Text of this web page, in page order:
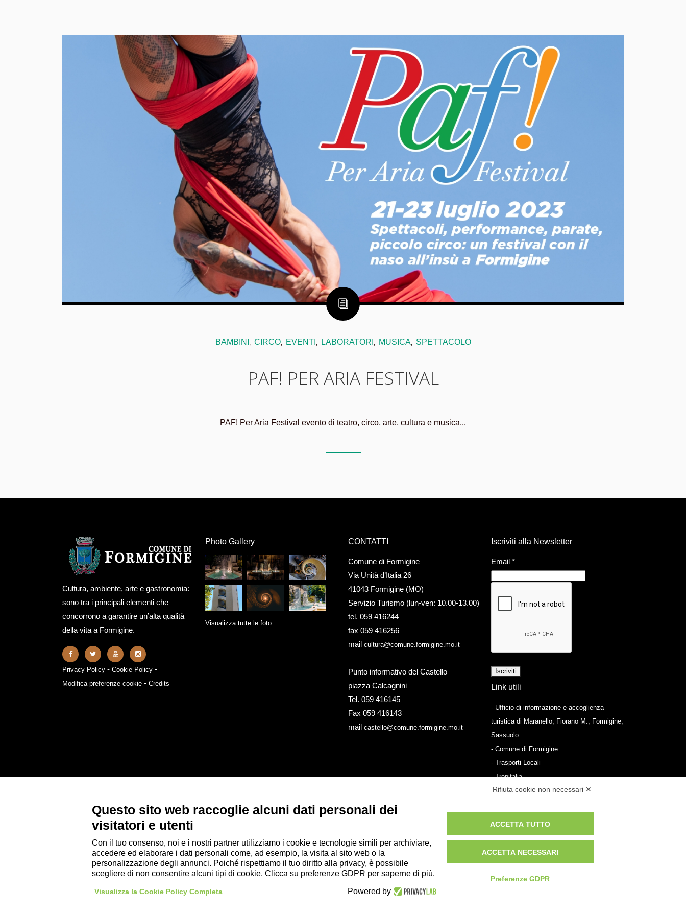
BAMBINI , CIRCO, EVENTI , LABORATORI , MUSICA, SPETTACOLO
PAF! PER ARIA FESTIVAL
PAF! Per Aria Festival evento di teatro, circo, arte, cultura e musica...
Cultura, ambiente, arte e gastronomia:
sono tra i principali elementi che
concorrono a garantire un’alta qualità
della vita a Formigine.
Privacy Policy - Cookie Policy -
Modifica preferenze cookie - Credits
Photo Gallery
Visualizza tutte le foto
CONTATTI
Comune di Formigine
Via Unità d’Italia 26
41043 Formigine (MO)
Servizio Turismo (lun-ven: 10.00-13.00)
tel. 059 416244
fax 059 416256
mail cultura@comune.formigine.mo.it
Punto informativo del Castello
piazza Calcagnini
Tel. 059 416145
Fax 059 416143
mail castello@comune.formigine.mo.it
Iscriviti alla Newsletter
Email *
Link utili
- Ufficio di informazione e accoglienza
turistica di Maranello, Fiorano M., Formigine,
Sassuolo
- Comune di Formigine
- Trasporti Locali
- Trenitalia
Scarica le app
- App Android Maranello e Dintorni
- App iPhone Maranello e Dintorni
Rifiuta cookie non necessari ✕
Questo sito web raccoglie alcuni dati personali dei
visitatori e utenti
Con il tuo consenso, noi e i nostri partner utilizziamo i cookie e tecnologie simili per archiviare,
accedere ed elaborare i dati personali come, ad esempio, la visita al sito web o la
personalizzazione degli annunci. Poiché rispettiamo il tuo diritto alla privacy, è possibile
scegliere di non consentire alcuni tipi di cookie. Clicca su preferenze GDPR per saperne di più.
Visualizza la Cookie Policy Completa Powered by
ACCETTA TUTTO
ACCETTA NECESSARI
Preferenze GDPR